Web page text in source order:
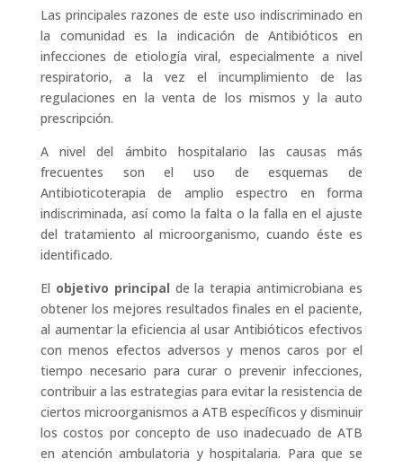
Las principales razones de este uso indiscriminado en
la comunidad es la indicación de Antibióticos en
infecciones de etiología viral, especialmente a nivel
respiratorio, a la vez el incumplimiento de las
regulaciones en la venta de los mismos y la auto
prescripción.
A nivel del ámbito hospitalario las causas más
frecuentes son el uso de esquemas de
Antibioticoterapia de amplio espectro en forma
indiscriminada, así como la falta o la falla en el ajuste
del tratamiento al microorganismo, cuando éste es
identificado.
El objetivo principal de la terapia antimicrobiana es
obtener los mejores resultados finales en el paciente,
al aumentar la eficiencia al usar Antibióticos efectivos
con menos efectos adversos y menos caros por el
tiempo necesario para curar o prevenir infecciones,
contribuir a las estrategias para evitar la resistencia de
ciertos microorganismos a ATB específicos y disminuir
los costos por concepto de uso inadecuado de ATB
en atención ambulatoria y hospitalaria. Para que se